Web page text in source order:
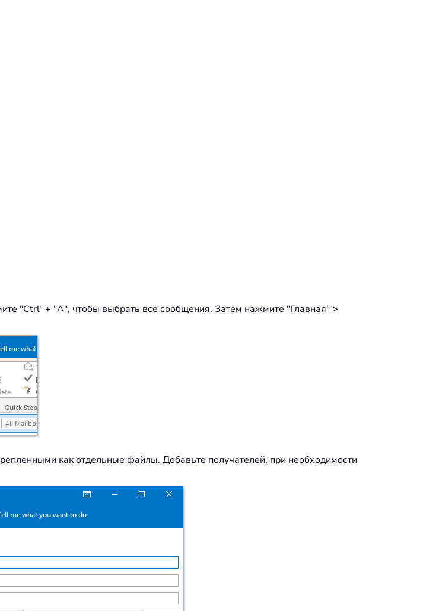
"Ctrl" + "A", чтобы выбрать все сообщения. Затем нажмите "Главная" >
как отдельные файлы. Добавьте получателей, при необходимости